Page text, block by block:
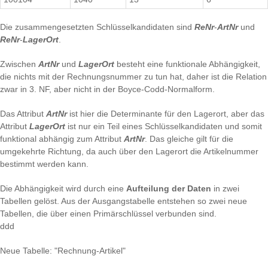
Die zusammengesetzten Schlüsselkandidaten sind ReNr-ArtNrund
ReNr-LagerOrt
Zwischen ArtNrund LagerOrt besteht eine funktionale Abhängigkeit,
die nichts mit der Rechnungsnummer zu tun hat, daher ist die Relation
zwar in 3. NF, aber nicht in der Boyce-Codd-Normalform.
Das Attribut ArtNrist hier die Determinante für den Lagerort, aber das
Attribut LagerOrt ist nur ein Teil eines Schlüsselkandidaten und somit
funktional abhängig zum Attribut ArtNr. Das gleiche gilt für die
umgekehrte Richtung, da auch über den Lagerort die Artikelnummer
bestimmt werden kann.
Die Abhängigkeit wird durch eine Aufteilung der Daten in zwei
Tabellen gelöst. Aus der Ausgangstabelle entstehen so zwei neue
Tabellen, die über einen Primärschlüssel verbunden sind.
ddd
Neue Tabelle: "Rechnung-Artikel"